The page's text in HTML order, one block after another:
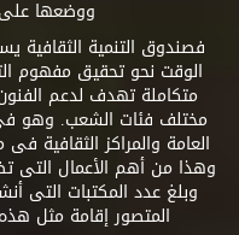
ووضعها على
فصندوق التنمية
الوقت نحو تحقيق مفهوم
متكاملة تهدف لدعم
مختلف فئات الشعب. وهو
العامة والمراكز الثقافية
وهذا من أهم الأعمال التى
وبلغ عدد المكتبات التى
المتصور إقامة مثل هذه